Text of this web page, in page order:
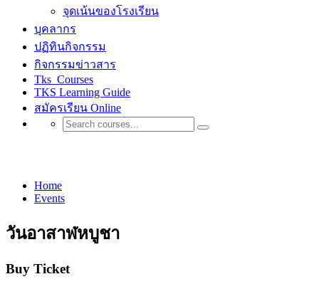
จุดเน้นของโรงเรียน
บุคลากร
ปฏิทินกิจกรรม
กิจกรรมข่าวสาร
Tks_Courses
TKS Learning Guide
สมัครเรียน Online
Home
Events
วันอาสาฬหบูชา
Buy Ticket